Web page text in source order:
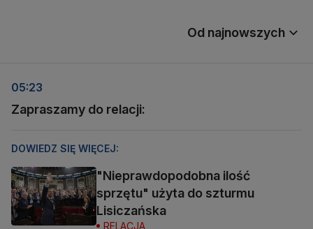
Od najnowszych
05:23
Zapraszamy do relacji:
DOWIEDZ SIĘ WIĘCEJ:
"Nieprawdopodobna ilość
sprzętu" użyta do szturmu
Lisiczańska
RELACJA